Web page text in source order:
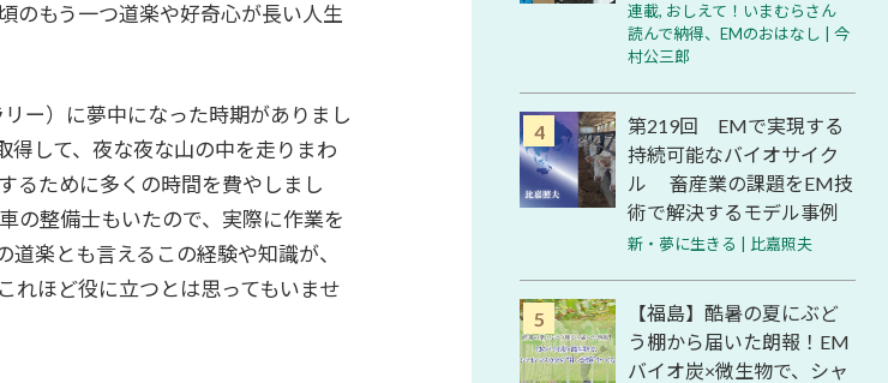
のもう一つ道楽や好奇心が長い人生
ー）に夢中になった時期がありまし
得して、夜な夜な山の中を走りまわ
るために多くの時間を費やしまし
の整備士もいたので、実際に作業を
楽とも言えるこの経験や知識が、
れほど役に立つとは思ってもいませ
連載, おしえて！いまむらさん
読んで納得、EMのおはなし | 今
村公三郎
第219回 EMで実現する
持続可能なバイオサイク
ル 畜産業の課題をEM技
術で解決するモデル事例
新・夢に生きる | 比嘉照夫
【福島】酷暑の夏にぶど
う棚から届いた朗報！EM
バイオ炭×微生物で、シャ